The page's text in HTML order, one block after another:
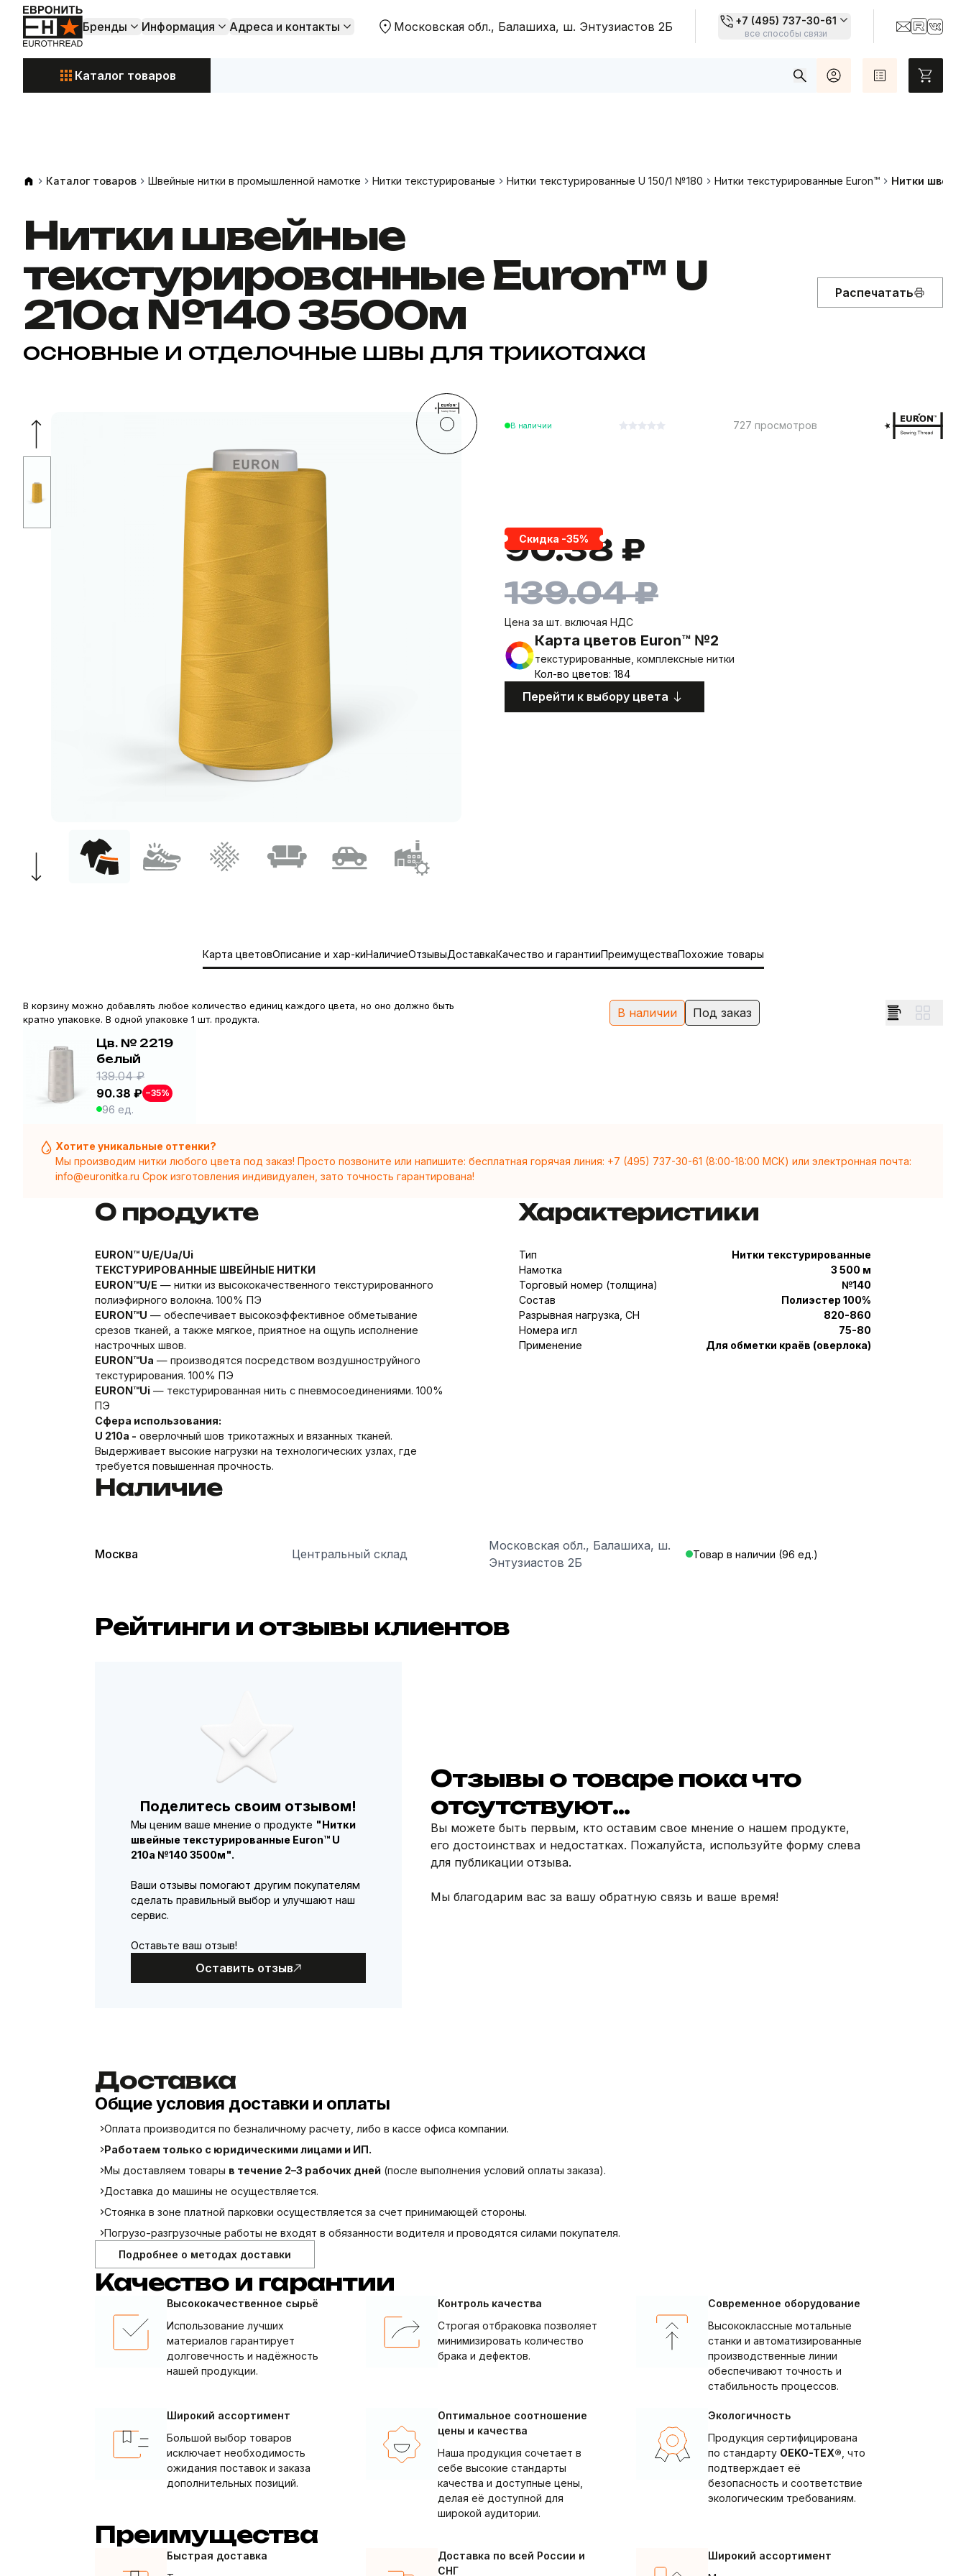
Бренды Информация Адреса и контакты Московская обл., Балашиха, ш. Энтузиастов 2Б +7 (495) 737-30-61
все способы связи
Каталог товаров
Каталог товаров Швейные нитки в промышленной намотке Нитки текстурированые Нитки текстурированные U 150/1 №180 Нитки текстурированные Euron™ Нитки
Нитки швейные
текстурированные Euron™ U
210a №140 3500м
основные и отделочные швы для трикотажа
Распечатать
В наличии 727 просмотров
Скидка -35%
90.38 ₽
139.04 ₽
Цена за шт. включая НДС
Карта цветов Euron™ №2
текстурированные, комплексные нитки
Кол-во цветов: 184
Перейти к выбору цвета
Карта цветовОписание и хар-киНаличиеОтзывыДоставкаКачество и гарантииПреимуществаПохожие товары
В корзину можно добавлять любое количество единиц каждого цвета, но оно должно быть
кратно упаковке. В одной упаковке 1 шт. продукта.
В наличии Под заказ
Цв. № 2219
белый
139.04 ₽
90.38 ₽ −35%
96 ед.
Хотите уникальные оттенки?
Мы производим нитки любого цвета под заказ! Просто позвоните или напишите: бесплатная горячая линия: +7 (495) 737-30-61 (8:00-18:00 МСК) или электронная почта:
info@euronitka.ru Срок изготовления индивидуален, зато точность гарантирована!
О продукте
EURON™ U/E/Ua/Ui
ТЕКСТУРИРОВАННЫЕ ШВЕЙНЫЕ НИТКИ
EURON™U/E — нитки из высококачественного текстурированного
полиэфирного волокна. 100% ПЭ
EURON™U — обеспечивает высокоэффективное обметывание
срезов тканей, а также мягкое, приятное на ощупь исполнение
настрочных швов.
EURON™Ua — производятся посредством воздушноструйного
текстурирования. 100% ПЭ
EURON™Ui — текстурированная нить с пневмосоединениями. 100%
ПЭ
Сфера использования:
U 210a - оверлочный шов трикотажных и вязанных тканей.
Выдерживает высокие нагрузки на технологических узлах, где
требуется повышенная прочность.
Характеристики
Тип
Нитки текстурированные
Намотка
3 500 м
Торговый номер (толщина)
№140
Состав
Полиэстер 100%
Разрывная нагрузка, CH
820-860
Номера игл
75-80
Применение
Для обметки краёв (оверлока)
Наличие
Москва Центральный склад
Московская обл., Балашиха, ш.
Энтузиастов 2Б
Товар в наличии (96 ед.)
Рейтинги и отзывы клиентов
Поделитесь своим отзывом!
Мы ценим ваше мнение о продукте "Нитки
швейные текстурированные Euron™ U
210a №140 3500м".
Ваши отзывы помогают другим покупателям
сделать правильный выбор и улучшают наш
сервис.
Оставьте ваш отзыв!
Оставить отзыв
Отзывы о товаре пока что
отсутствуют...
Вы можете быть первым, кто оставим свое мнение о нашем продукте,
его достоинствах и недостатках. Пожалуйста, используйте форму слева
для публикации отзыва.
Мы благодарим вас за вашу обратную связь и ваше время!
Доставка
Общие условия доставки и оплаты
Оплата производится по безналичному расчету, либо в кассе офиса компании.
Работаем только с юридическими лицами и ИП.
Мы доставляем товары в течение 2–3 рабочих дней (после выполнения условий оплаты заказа).
Доставка до машины не осуществляется.
Стоянка в зоне платной парковки осуществляется за счет принимающей стороны.
Погрузо-разгрузочные работы не входят в обязанности водителя и проводятся силами покупателя.
Подробнее о методах доставки
Качество и гарантии
Высококачественное сырьё
Использование лучших
материалов гарантирует
долговечность и надёжность
нашей продукции.
Контроль качества
Строгая отбраковка позволяет
минимизировать количество
брака и дефектов.
Современное оборудование
Высококлассные мотальные
станки и автоматизированные
производственные линии
обеспечивают точность и
стабильность процессов.
Широкий ассортимент
Большой выбор товаров
исключает необходимость
ожидания поставок и заказа
дополнительных позиций.
Оптимальное соотношение
цены и качества
Наша продукция сочетает в
себе высокие стандарты
качества и доступные цены,
делая её доступной для
широкой аудитории.
Экологичность
Продукция сертифицирована
по стандарту OEKO-TEX® , что
подтверждает её
безопасность и соответствие
экологическим требованиям.
Преимущества
Быстрая доставка
Доставка по всей России и
СНГ
Широкий ассортимент